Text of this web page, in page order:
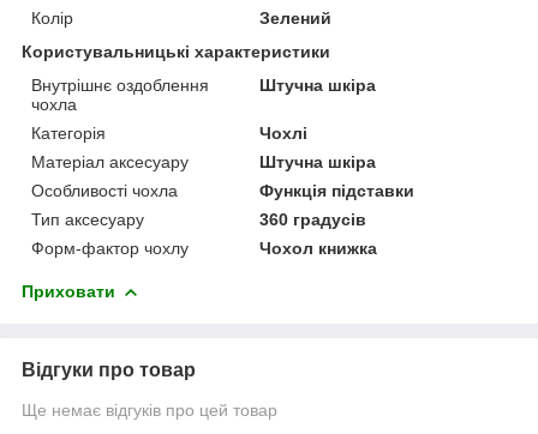
Колір
Зелений
Користувальницькі характеристики
Внутрішнє оздоблення
чохла
Штучна шкіра
Категорія
Чохлі
Матеріал аксесуару
Штучна шкіра
Особливості чохла
Функція підставки
Тип аксесуару
360 градусів
Форм-фактор чохлу
Чохол книжка
Приховати
Відгуки про товар
Ще немає відгуків про цей товар